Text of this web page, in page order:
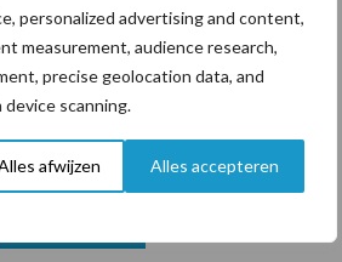
personalized advertising and content,
measurement, audience research,
precise geolocation data, and
scanning.
afwijzen Alles accepteren
Franse bedrijven over de grens
14.000 kilogram melk